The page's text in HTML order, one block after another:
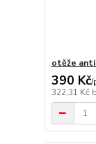
otěže
390 Kč/
322,31 Kč